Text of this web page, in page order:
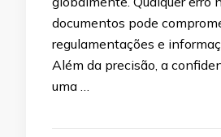
documentos pode
regulamentações e
Além da precisão, a
uma …